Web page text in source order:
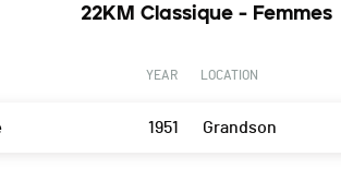
22KM Classique - Femmes
YEAR LOCATION
1951 Grandson